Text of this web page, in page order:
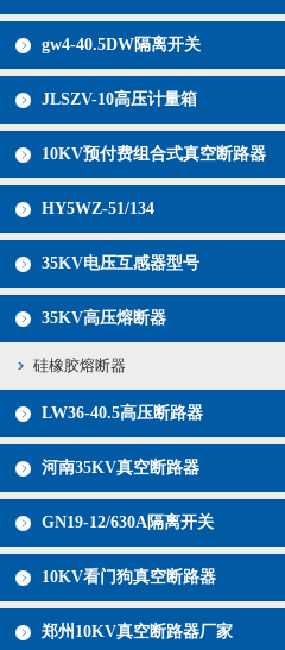
gw4-40.5DW隔离开关
JLSZV-10高压计量箱
10KV预付费组合式真空断路器
HY5WZ-51/134
35KV电压互感器型号
35KV高压熔断器
硅橡胶熔断器
LW36-40.5高压断路器
河南35KV真空断路器
GN19-12/630A隔离开关
10KV看门狗真空断路器
郑州10KV真空断路器厂家